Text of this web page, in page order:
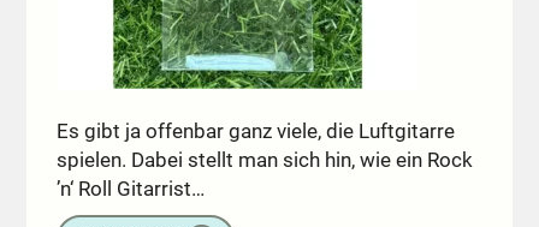
Es gibt ja offenbar ganz viele, die Luftgitarre
spielen. Dabei stellt man sich hin, wie ein Rock
’n‘ Roll Gitarrist…